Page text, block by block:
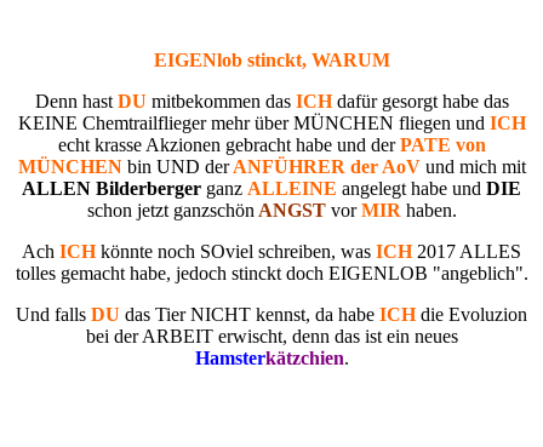
EIGENlob stinckt, WARUM
Denn hastDU mitbekommen das ICHdafür gesorgt habe das
KEINE Chemtrailfliegermehr über MÜNCHEN fliegen und ICH
echt krasse Akzionen gebracht habe und derPATE von
MÜNCHENbin UND derANFÜHRER der AoVund mich mit
ALLEN Bilderberger ganz ALLEINE angelegt habe und DIE
schon jetzt ganzschön ANGSTvorMIR haben.
Ach ICHkönnte noch SOviel schreiben, was ICH2017 ALLES
tolles gemacht habe, jedoch stinckt doch EIGENLOB "angeblich".
Und falls DU das Tier NICHT kennst, da habe ICHdie Evoluzion
bei der ARBEIT erwischt, denn das ist ein neues
Hamsterkätzchien.